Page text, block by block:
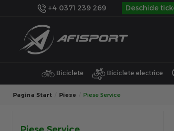
+4 0371 239 269 Deschide
Biciclete Biciclete electrice
Pagina Start Piese Piese Service